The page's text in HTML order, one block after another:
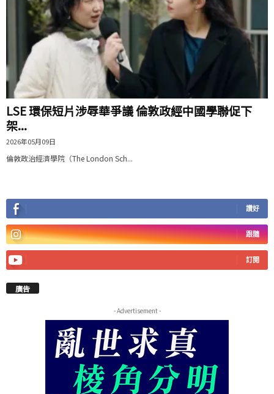
LSE 環保短片涉辱華爭議 倫敦政經中國學聯促下
架...
2026年05月09日
倫敦政治經濟學院（The London Sch...
讚好
跟隨
訂閱
廣告
- Advertisement -